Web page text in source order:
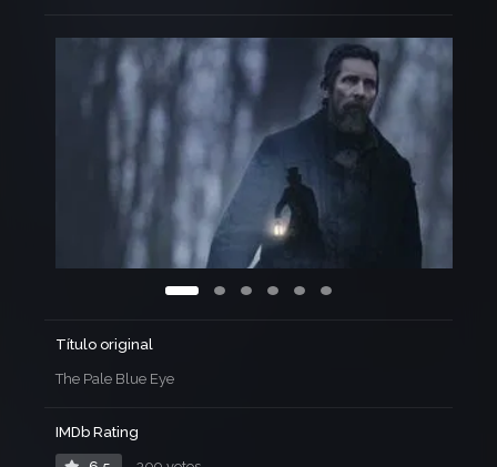
Título original
The Pale Blue Eye
IMDb Rating